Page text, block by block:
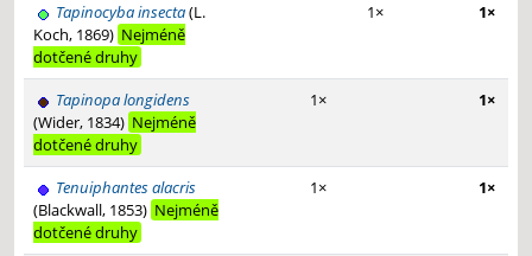
Tapinocyba insecta(L.
Koch, 1869) Nejméně
dotčené druhy
1× 1×
Tapinopa longidens
(Wider, 1834) Nejméně
dotčené druhy
1× 1×
Tenuiphantes alacris
(Blackwall, 1853) Nejméně
dotčené druhy
1× 1×